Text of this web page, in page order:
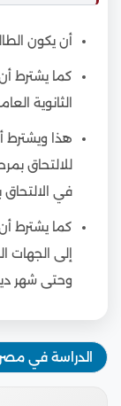
أن يكون
كما يشترط
الثانوية
هذا ويشترط
للالتحاق
في الالتحاق
كما يشترط
إلى الجهات
وحتى شهر
الدراسة في مصر